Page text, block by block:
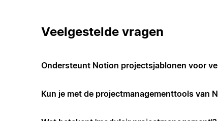
Veelgestelde vragen
Ondersteunt Notion projectsjablonen voor
Kun je met de projectmanagementtools van